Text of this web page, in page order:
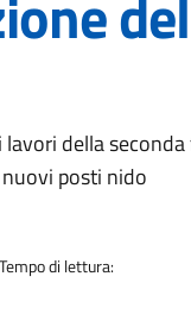
della
posti nido
Tempo di lettura: